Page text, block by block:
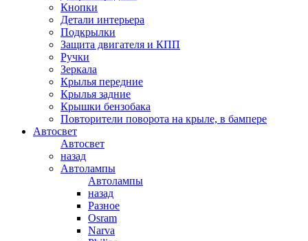
Кнопки
Детали интерьера
Подкрылки
Защита двигателя и КПП
Ручки
Зеркала
Крылья передние
Крылья задние
Крышки бензобака
Повторители поворота на крыле, в бампере
Автосвет
Автосвет
назад
Автолампы
Автолампы
назад
Разное
Osram
Narva